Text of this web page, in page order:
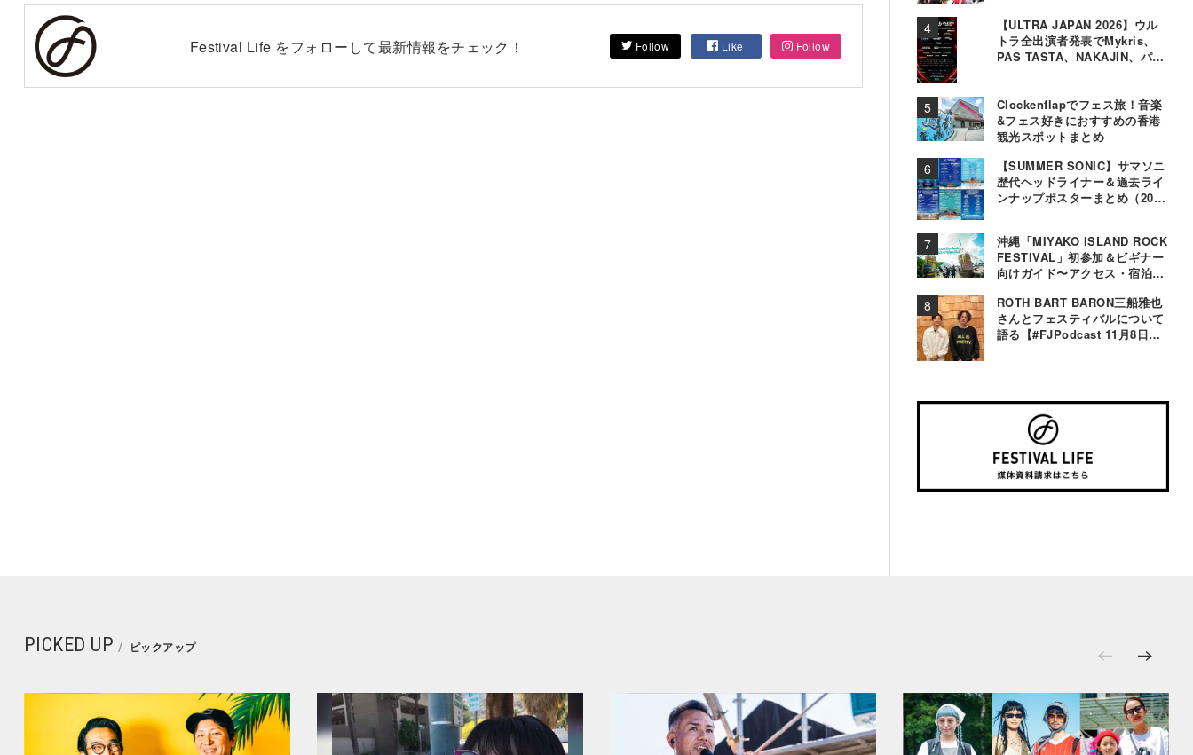
Festival Life をフォローして最新情報をチェック！ Follow Like Follow
【ULTRA JAPAN 2026】ウル
トラ全出演者発表でMykris、
PAS TASTA、NAKAJIN、パソ
Clockenflapでフェス旅！音楽
&フェス好きにおすすめの香港
観光スポットまとめ
【SUMMER SONIC】サマソニ
歴代ヘッドライナー＆過去ライ
ンナップポスターまとめ（2000
沖縄「MIYAKO ISLAND ROCK
FESTIVAL」初参加＆ビギナー
向けガイド〜アクセス・宿泊・
ROTH BART BARON三船雅也
さんとフェスティバルについて
語る【#FJPodcast 11月8日配
PICKED UP ピックアップ